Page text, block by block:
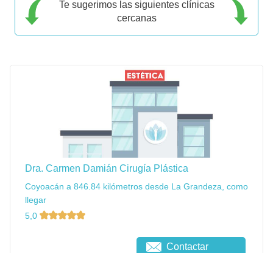
Te sugerimos las siguientes clínicas
cercanas
Dra. Carmen Damián Cirugía Plástica
Coyoacán a 846.84 kilómetros desde La Grandeza, como
llegar
5,0
Contactar